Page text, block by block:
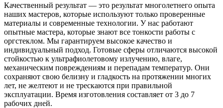
Качественный результат — это результат многолетнего опыта
наших мастеров, которые используют только проверенные
материалы и современные технологии. У нас работают
опытные мастера, которые знают все тонкости работы с
оргстеклом. Мы гарантируем высокое качество и
индивидуальный подход. Готовые сферы отличаются высокой
стойкостью к ультрафиолетовому излучению, влаге,
механическим повреждениям и перепадам температур. Они
сохраняют свою белизну и гладкость на протяжении многих
лет, не желтеют и не трескаются при правильной
эксплуатации. Время изготовления составляет от 3 до 7
рабочих дней.